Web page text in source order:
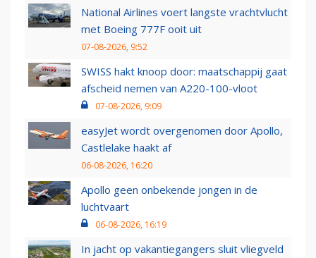
National Airlines voert langste vrachtvlucht
met Boeing 777F ooit uit
07-08-2026, 9:52
SWISS hakt knoop door: maatschappij gaat
afscheid nemen van A220-100-vloot
07-08-2026, 9:09
easyJet wordt overgenomen door Apollo,
Castlelake haakt af
06-08-2026, 16:20
Apollo geen onbekende jongen in de
luchtvaart
06-08-2026, 16:19
In jacht op vakantiegangers sluit vliegveld